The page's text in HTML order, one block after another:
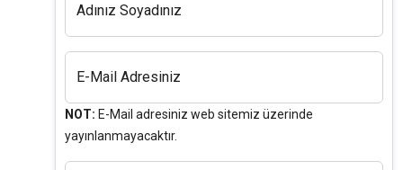
Adınız Soyadınız
E-Mail Adresiniz
NOT: E-Mail adresiniz web sitemiz üzerinde
yayınlanmayacaktır.